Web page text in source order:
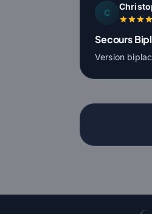
C
Secours
Version